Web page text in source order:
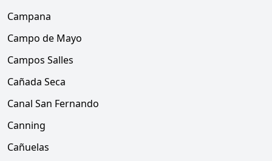
Campana
Campo de Mayo
Campos Salles
Cañada Seca
Canal San Fernando
Canning
Cañuelas